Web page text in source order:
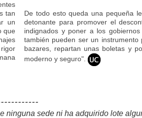
tan
un
que
De todo esto queda una pequeña
detonante para promover el
indignados y poner a los
también pueden ser un
bazares, repartan unas boletas y
moderno y seguro".
sede ni ha adquirido lote